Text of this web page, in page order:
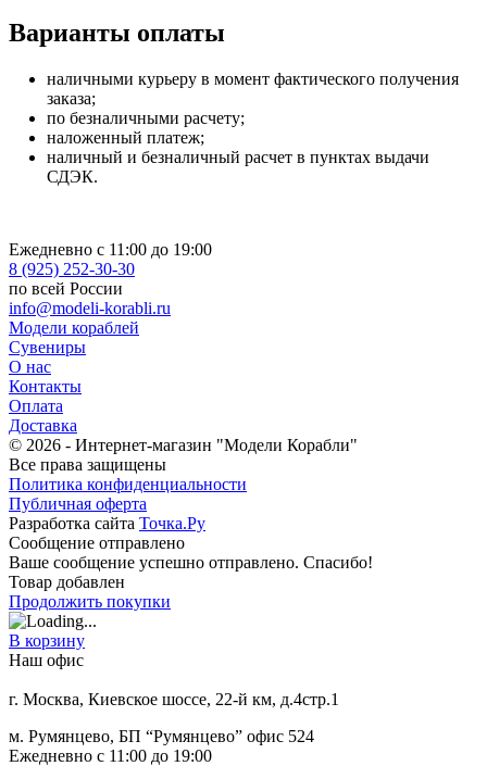
Варианты оплаты
наличными курьеру в момент фактического получения
заказа;
по безналичными расчету;
наложенный платеж;
наличный и безналичный расчет в пунктах выдачи
СДЭК.
Ежедневно с 11:00 до 19:00
8 (925) 252-30-30
по всей России
info@modeli-korabli.ru
Модели кораблей
Сувениры
О нас
Контакты
Оплата
Доставка
© 2026 - Интернет-магазин "Модели Корабли"
Все права защищены
Политика конфиденциальности
Публичная оферта
Разработка сайта Точка.Ру
Сообщение отправлено
Ваше сообщение успешно отправлено. Спасибо!
Товар добавлен
Продолжить покупки
В корзину
Наш офис
г. Москва, Киевское шоссе, 22-й км, д.4стр.1
м. Румянцево, БП “Румянцево” офис 524
Ежедневно с 11:00 до 19:00